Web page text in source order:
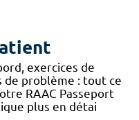
exercices de
de problème : tout ce
RAAC Passeport
plus en détai